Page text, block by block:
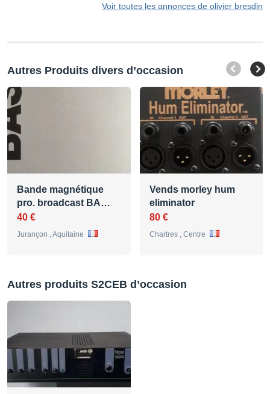
Voir toutes les annonces de olivier bresdin
Autres Produits divers d’occasion
Bande magnétique
pro. broadcast BA…
40 €
Jurançon , Aquitaine
Vends morley hum
eliminator
80 €
Chartres , Centre
Autres produits S2CEB d’occasion